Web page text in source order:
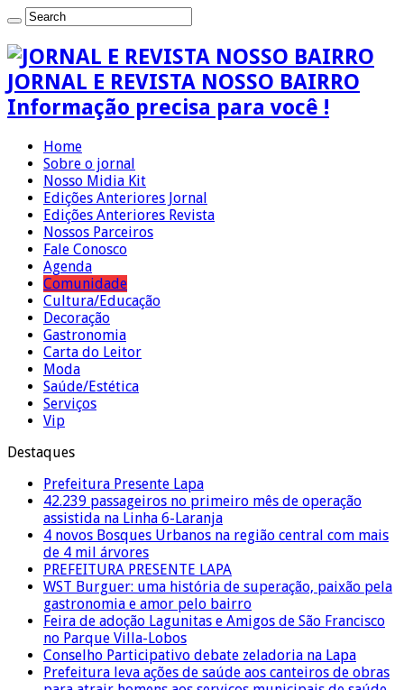
JORNAL E REVISTA NOSSO BAIRRO
Informação precisa para você !
Home
Sobre o jornal
Nosso Midia Kit
Edições Anteriores Jornal
Edições Anteriores Revista
Nossos Parceiros
Fale Conosco
Agenda
Comunidade
Cultura/Educação
Decoração
Gastronomia
Carta do Leitor
Moda
Saúde/Estética
Serviços
Vip
Destaques
Prefeitura Presente Lapa
42.239 passageiros no primeiro mês de operação
assistida na Linha 6-Laranja
4 novos Bosques Urbanos na região central com mais
de 4 mil árvores
PREFEITURA PRESENTE LAPA
WST Burguer: uma história de superação, paixão pela
gastronomia e amor pelo bairro
Feira de adoção Lagunitas e Amigos de São Francisco
no Parque Villa-Lobos
Conselho Participativo debate zeladoria na Lapa
Prefeitura leva ações de saúde aos canteiros de obras